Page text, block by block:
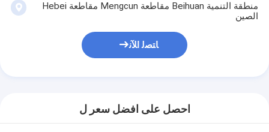
منطقة التنمية Beihuan مقاطعة Mengcun مقاطعة Hebei
الصين
ﺎﺘﺼﻟ ﺍﻶﻧ
احصل على افضل سعر ل